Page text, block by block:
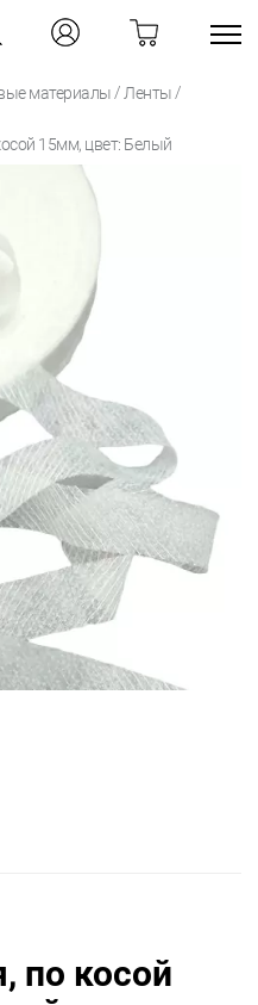
материалы / Ленты /
15мм, цвет: Белый
по косой